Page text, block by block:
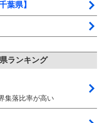
葉県】
ランキング
集落比率が高い